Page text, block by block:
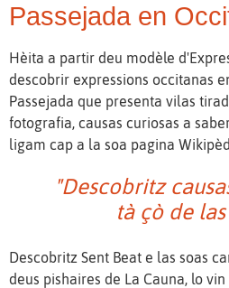
Passejada en
Hèita a partir deu modèle
descobrir expressions occitanas
Passejada que presenta vilas
fotografia, causas curiosas a
ligam cap a la soa pagina
"Descobritz
tà çò de
Descobritz Sent Beat e las soas
deus pishaires de La Cauna, lo